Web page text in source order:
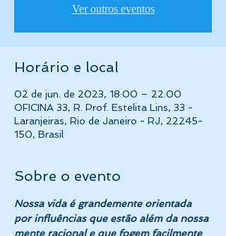
Ver outros eventos
Horário e local
02 de jun. de 2023, 18:00 – 22:00
OFICINA 33, R. Prof. Estelita Lins, 33 -
Laranjeiras, Rio de Janeiro - RJ, 22245-
150, Brasil
Sobre o evento
Nossa vida é grandemente orientada
por influências que estão além da nossa
mente racional e que fogem facilmente